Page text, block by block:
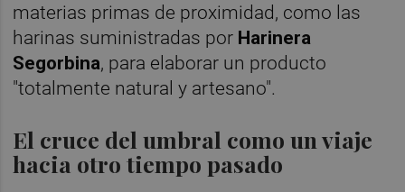
materias primas de proximidad, como las
harinas suministradas por Harinera
Segorbina, para elaborar un producto
"totalmente natural y artesano".
El cruce del umbral como un viaje
hacia otro tiempo pasado